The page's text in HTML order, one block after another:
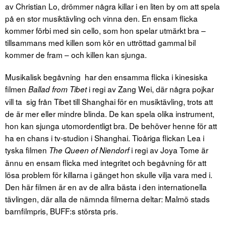
av Christian Lo, drömmer några killar i en liten by om att spela
på en stor musiktävling och vinna den. En ensam flicka
kommer förbi med sin cello, som hon spelar utmärkt bra –
tillsammans med killen som kör en uttröttad gammal bil
kommer de fram – och killen kan sjunga.
Musikalisk begåvning har den ensamma flicka i kinesiska
filmen Ballad from Tibeti regi av Zang Wei, där några pojkar
vill ta sig från Tibet till Shanghai för en musiktävling, trots att
de är mer eller mindre blinda. De kan spela olika instrument,
hon kan sjunga utomordentligt bra. De behöver henne för att
ha en chans i tv-studion i Shanghai. Tioåriga flickan Lea i
tyska filmen The Queen of Niendorfi regi av Joya Tome är
ännu en ensam flicka med integritet och begåvning för att
lösa problem för killarna i gänget hon skulle vilja vara med i.
Den här filmen är en av de allra bästa i den internationella
tävlingen, där alla de nämnda filmerna deltar: Malmö stads
barnfilmpris, BUFF:s största pris.